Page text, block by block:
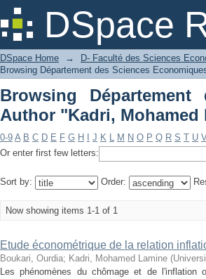
DSpace
Browsing
Lamine"
DSpace Home →
D- Faculté des Sciences
Browsing Département des Sciences
Browsing
Author "Kadri, Mohamed
0-9 A B C D E F G H J K L M N O P Q R S T U
Or enter first few letters:
Sort by: Order:
Now showing items 1-1 of 1
Etude économétrique de la relation
Boukari, Ourdia; Kadri, Mohamed Lamine (
Les phénomènes du chômage et de